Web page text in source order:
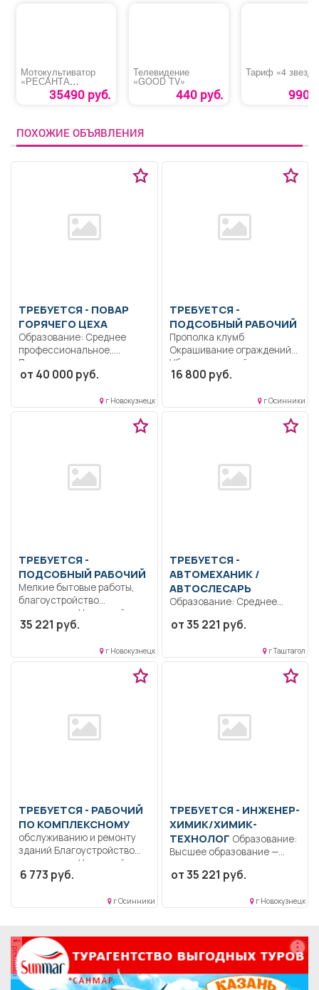
Мотокультиватор
«РЕСАНТА
БМК-7,0»35490 руб.
Телевидение
«GOOD TV»
440 руб.
Тариф «4
990
ПОХОЖИЕ ОБЪЯВЛЕНИЯ
ТРЕБУЕТСЯ - ПОВАР
ГОРЯЧЕГО ЦЕХА
Образование: Среднее
профессиональное..
Приготовление горячих
блюд, контроль
от 40 000 руб.
г Новокузнецк
ТРЕБУЕТСЯ -
ПОДСОБНЫЙ РАБОЧИЙ
Прополка клумб
Окрашивание ограждений
Уборка дворовой
территории.. Неполный
16 800 руб.
г Осинники
ТРЕБУЕТСЯ -
ПОДСОБНЫЙ РАБОЧИЙ
Мелкие бытовые работы,
благоустройство
территории.. Неполный
рабочий день/неполная
35 221 руб.
г Новокузнецк
ТРЕБУЕТСЯ -
АВТОМЕХАНИК /
АВТОСЛЕСАРЬ
Образование: Среднее
образование.. Проводит
от 35 221 руб.
г Таштагол
ТРЕБУЕТСЯ - РАБОЧИЙ
ПО КОМПЛЕКСНОМУ
обслуживанию и ремонту
зданий Благоустройство
территории.. Неполный
рабочий день/неполная
6 773 руб.
г Осинники
ТРЕБУЕТСЯ - ИНЖЕНЕР-
ХИМИК/ХИМИК-
ТЕХНОЛОГ
Высшее образование —
магистратура.. Проведение
от 35 221 руб.
г Новокузнецк
реклама